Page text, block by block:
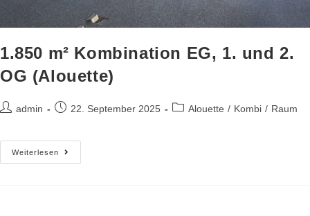
1.850 m² Kombination EG, 1. und 2.
OG (Alouette)
admin 22. September 2025 Alouette / Kombi / Raum
Weiterlesen